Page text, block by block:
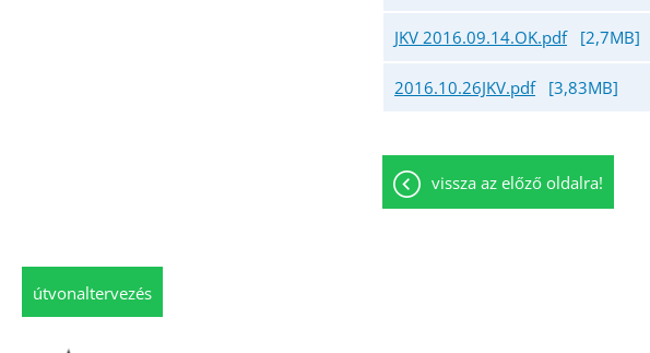
útvonaltervezés
JKV 2016.09.14.OK.pdf [2,7MB]
2016.10.26JKV.pdf [3,83MB]
vissza az előző oldalra!